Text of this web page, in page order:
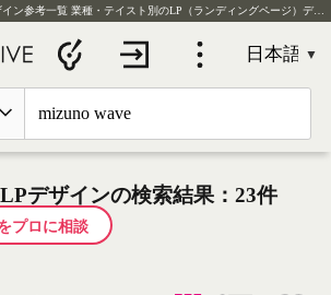
ン参考一覧 業種・テイスト別のLP（ランディングページ）デザイン実例を毎日更新
デザインの検索結果：23件
プロに相談